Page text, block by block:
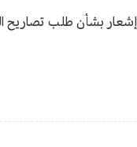
إشعار بشأن طلب تصاريح